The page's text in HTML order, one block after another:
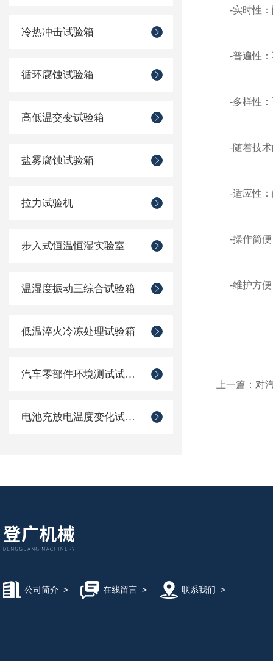
冷热冲击试验箱
循环腐蚀试验箱
高低温交变试验箱
盐雾腐蚀试验箱
拉力试验机
步入式恒温恒湿实验室
温湿度振动三综合试验箱
低温淬火冷冻处理试验箱
汽车零部件环境测试试验箱
电池充放电温度变化试验箱
-实时性：配
-普遍性：不
-多样性：
-随着技术的
-适应性：能
-操作简便：
-维护方便：
上一篇： 对
公司简介 > 在线留言> 联系我们 >